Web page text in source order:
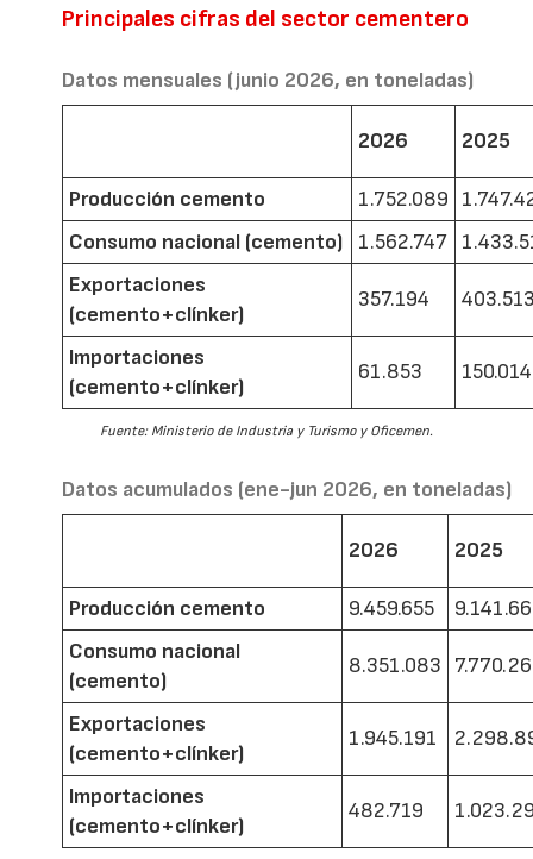
Principales cifras del sector cementero
Datos mensuales (junio 2026, en toneladas)
2026 2025
Producción cemento 1.752.089
Consumo nacional (cemento)
1.562.747
Exportaciones
(cemento+clínker)
357.194
Importaciones
(cemento+clínker)
61.853 150.014
Fuente: Ministerio de Industria y Turismo y Oficemen.
Datos acumulados (ene-jun 2026, en toneladas)
2026 2025
Producción cemento 9.459.655
Consumo nacional
(cemento)
8.351.083
Exportaciones
(cemento+clínker)
1.945.191
Importaciones
(cemento+clínker)
482.719